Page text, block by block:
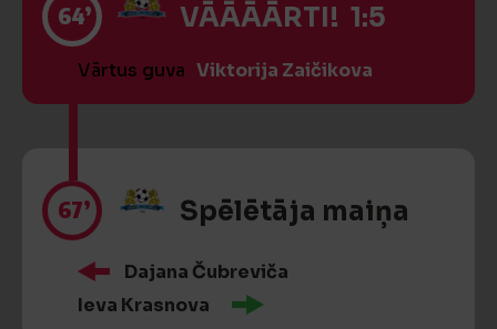
64’ VĀĀĀĀRTI! 1:5
Vārtus guva Viktorija Zaičikova
67’ Spēlētāja maiņa
Dajana Čubreviča
Ieva Krasnova